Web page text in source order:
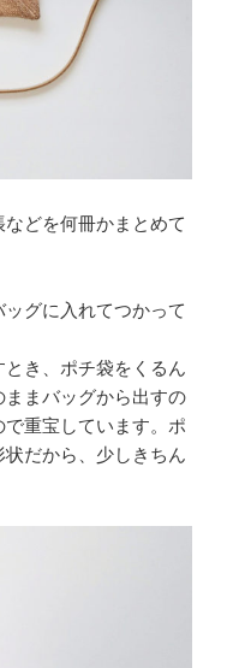
どを何冊かまとめて
グに入れてつかって
き、ポチ袋をくるん
まバッグから出すの
重宝しています。ポ
だから、少しきちん